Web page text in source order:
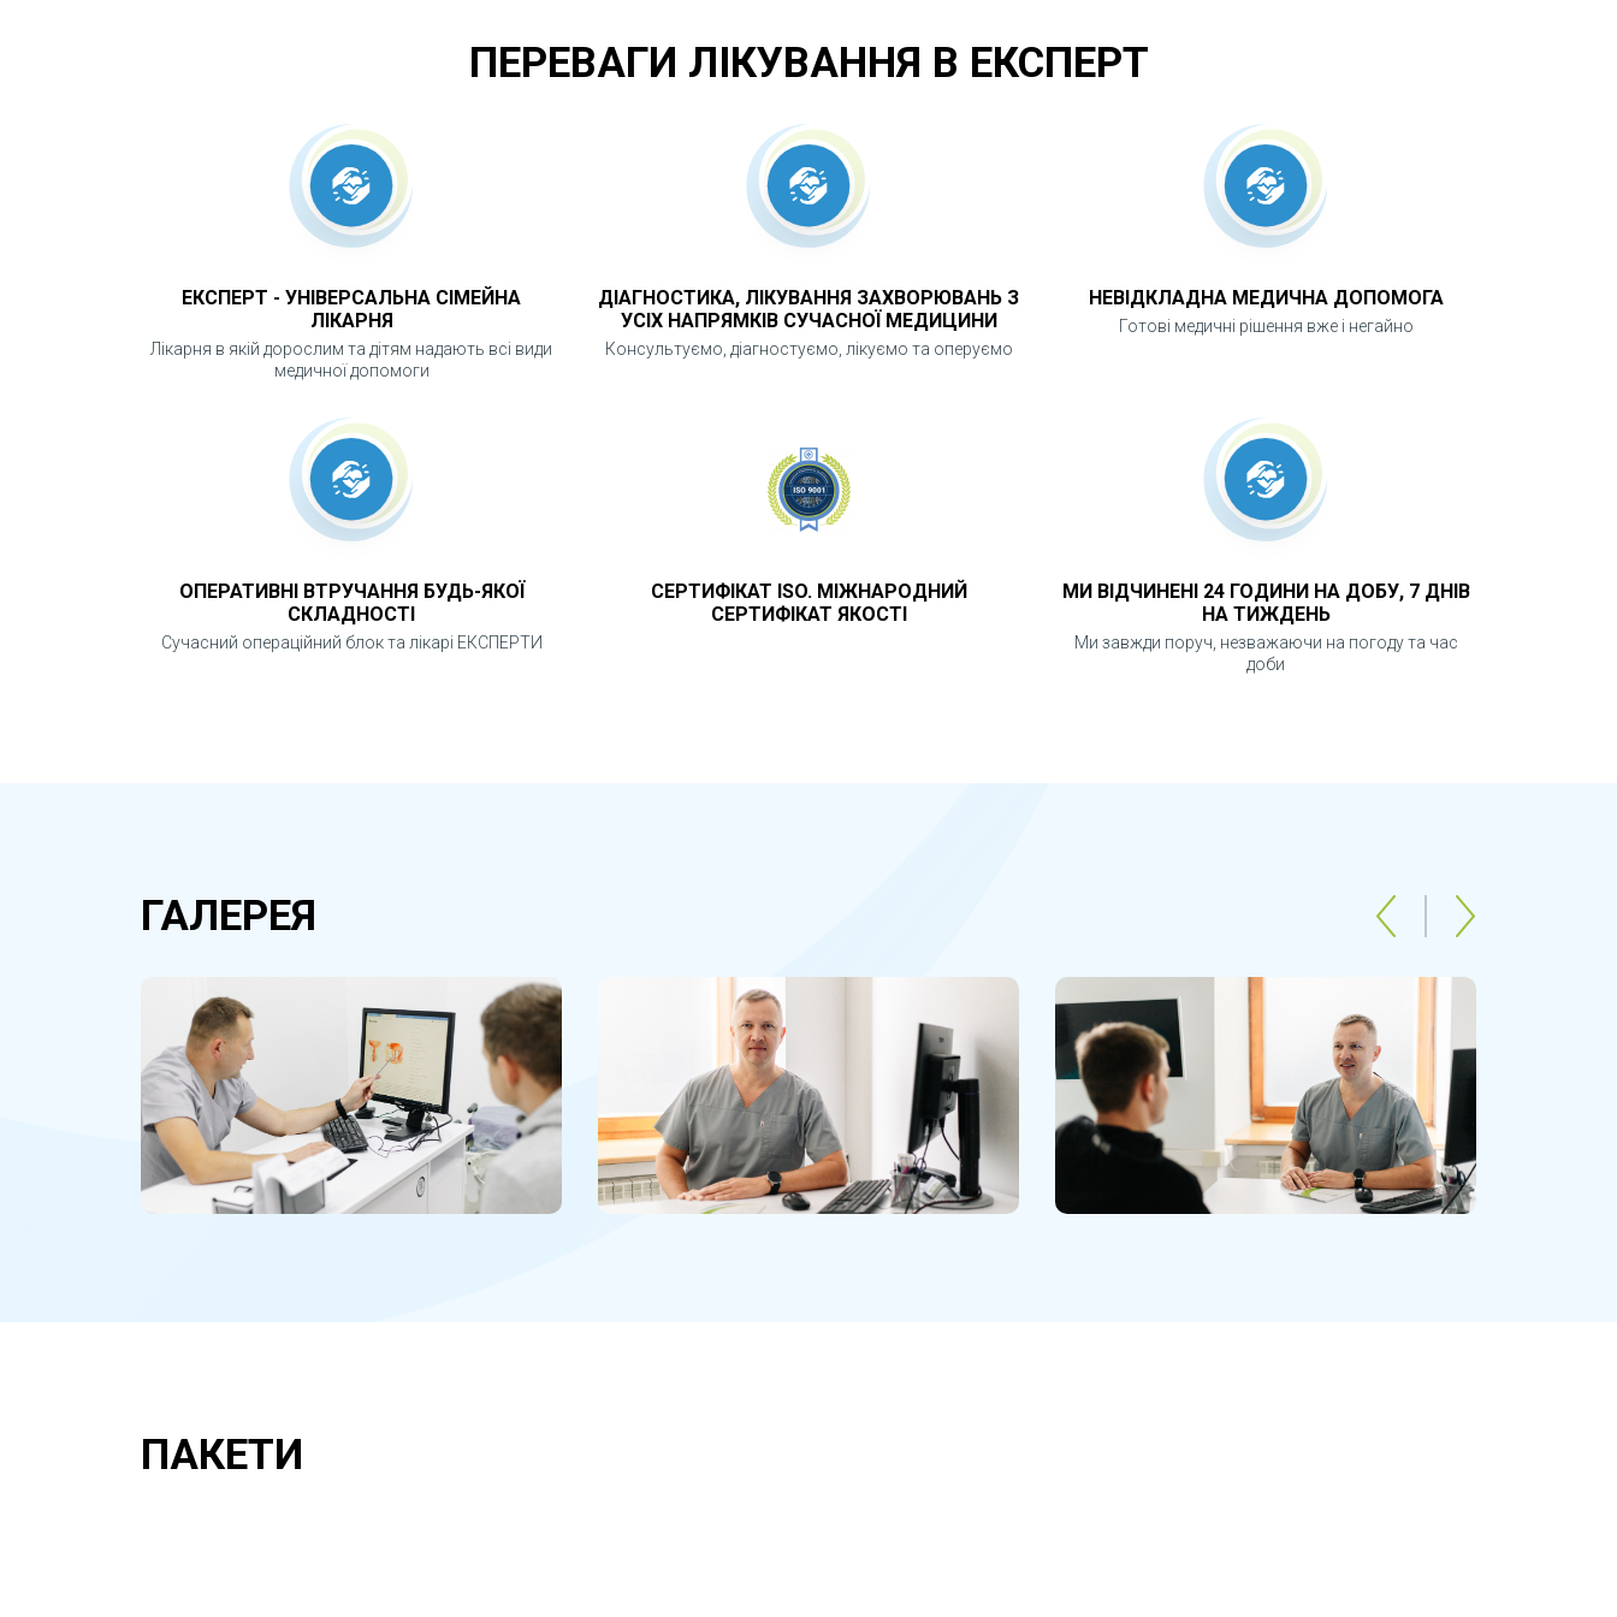
ПЕРЕВАГИ ЛІКУВАННЯ В ЕКСПЕРТ
ЕКСПЕРТ - УНІВЕРСАЛЬНА СІМЕЙНА
ЛІКАРНЯ
Лікарня в якій дорослим та дітям надають всі види
медичної допомоги
ДІАГНОСТИКА, ЛІКУВАННЯ ЗАХВОРЮВАНЬ З
УСІХ НАПРЯМКІВ СУЧАСНОЇ МЕДИЦИНИ
Консультуємо, діагностуємо, лікуємо та оперуємо
НЕВІДКЛАДНА МЕДИЧНА ДОПОМОГА
Готові медичні рішення вже і негайно
ОПЕРАТИВНІ ВТРУЧАННЯ БУДЬ-ЯКОЇ
СКЛАДНОСТІ
Сучасний операційний блок та лікарі ЕКСПЕРТИ
СЕРТИФІКАТ ISO. МІЖНАРОДНИЙ
СЕРТИФІКАТ ЯКОСТІ
МИ ВІДЧИНЕНІ 24 ГОДИНИ НА ДОБУ, 7 ДНІВ
НА ТИЖДЕНЬ
Ми завжди поруч, незважаючи на погоду та час
доби
ГАЛЕРЕЯ
ПАКЕТИ